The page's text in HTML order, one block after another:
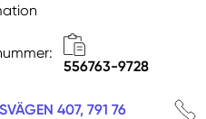
556763-9728
407, 791 76